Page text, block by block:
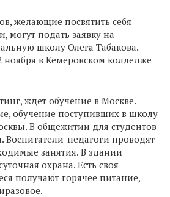
желающие посвятить себя
могут подать заявку на
школу Олега Табакова.
ноября в Кемеровском колледже
ждет обучение в Москве.
обучение поступивших в школу
В общежитии для студентов
Воспитатели-педагоги проводят
занятия. В здании
охрана. Есть своя
получают горячее питание,